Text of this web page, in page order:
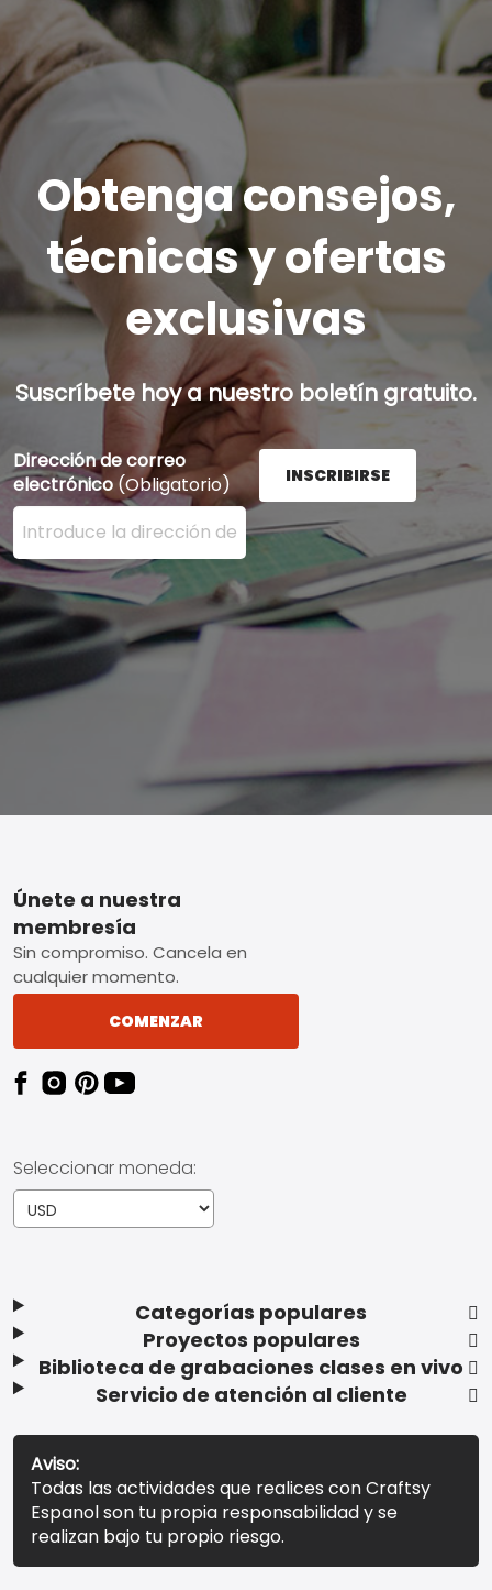
Obtenga consejos,
técnicas y ofertas
exclusivas
Suscríbete hoy a nuestro boletín gratuito.
Dirección de correo
electrónico (Obligatorio)
Ingrese su dirección de correo electrónico aquí y
INSCRIBIRSE
Footer
Categorías populares
Proyectos populares
Biblioteca de grabaciones clases en vivo
Servicio de atención al cliente
Únete a nuestra
membresía
Sin compromiso. Cancela en
cualquier momento.
COMENZAR
Seleccionar moneda:
Aviso:
Todas las actividades que realices con Craftsy
Espanol son tu propia responsabilidad y se
realizan bajo tu propio riesgo.